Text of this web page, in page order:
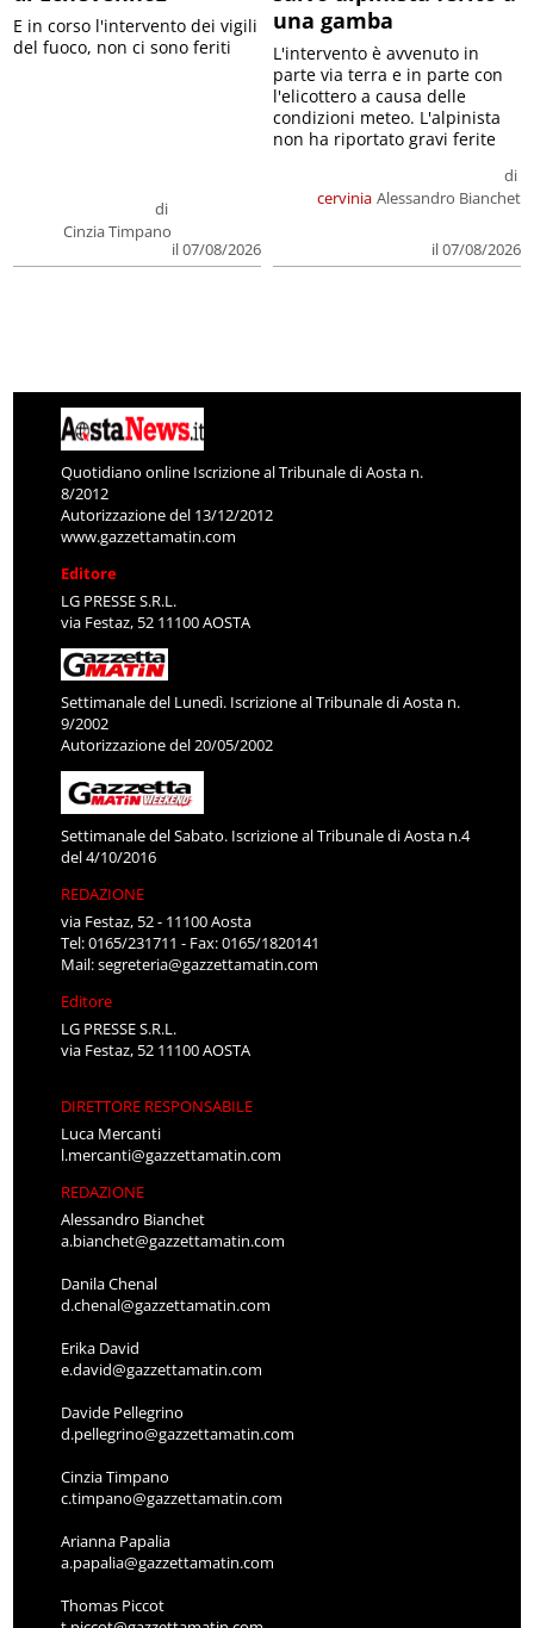
di
Cinzia Timpano
il 07/08/2026
E in corso l'intervento dei vigili
del fuoco, non ci sono feriti
una gamba
cervinia
di
Alessandro Bianchet
il 07/08/2026
L'intervento è avvenuto in
parte via terra e in parte con
l'elicottero a causa delle
condizioni meteo. L'alpinista
non ha riportato gravi ferite
Quotidiano online Iscrizione al Tribunale di Aosta n.
8/2012
Autorizzazione del 13/12/2012
www.gazzettamatin.com
Editore
LG PRESSE S.R.L.
via Festaz, 52 11100 AOSTA
Settimanale del Lunedì. Iscrizione al Tribunale di Aosta n.
9/2002
Autorizzazione del 20/05/2002
Settimanale del Sabato. Iscrizione al Tribunale di Aosta n.4
del 4/10/2016
REDAZIONE
via Festaz, 52 - 11100 Aosta
Tel: 0165/231711 - Fax: 0165/1820141
Mail:segreteria@gazzettamatin.com
Editore
LG PRESSE S.R.L.
via Festaz, 52 11100 AOSTA
DIRETTORE RESPONSABILE
Luca Mercanti
l.mercanti@gazzettamatin.com
REDAZIONE
Alessandro Bianchet
a.bianchet@gazzettamatin.com
Danila Chenal
d.chenal@gazzettamatin.com
Erika David
e.david@gazzettamatin.com
Davide Pellegrino
d.pellegrino@gazzettamatin.com
Cinzia Timpano
c.timpano@gazzettamatin.com
Arianna Papalia
a.papalia@gazzettamatin.com
Thomas Piccot